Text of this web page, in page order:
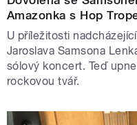
Amazonka s Hop
U příležitosti
Jaroslava Samsona
sólový koncert. Teď
rockovou tvář.